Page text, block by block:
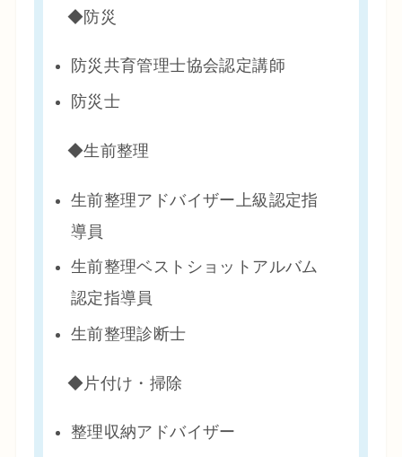
◆防災
防災共育管理士協会認定講師
防災士
◆生前整理
生前整理アドバイザー上級認定指
導員
生前整理ベストショットアルバム
認定指導員
生前整理診断士
◆片付け・掃除
整理収納アドバイザー